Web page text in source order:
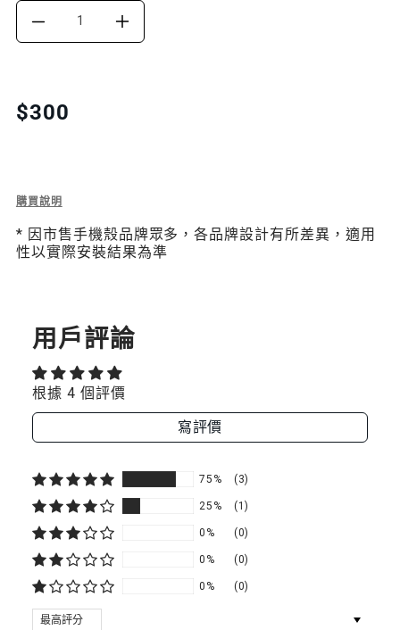
Translation
missing:
$300
DECREASE
FOR
屬
掛
繩
INCREASE
掛
繩
Description
Metal
金
購買說明
* 因市售手機殼品牌眾多，各品牌設計有所差異，適用
性以實際安裝結果為準
用戶評論
根據 4 個評價
寫評價
75% (3)
25% (1)
0% (0)
0% (0)
0% (0)
SORT BY